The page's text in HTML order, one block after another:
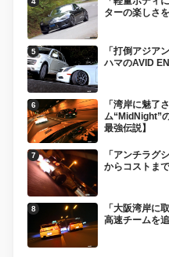
ターの楽しさ
「打倒アジア
ハマのAVID
「湾岸に魅了
ム“MidNight”
最強伝説】
「アンチラグ
からコストま
「大阪湾岸に
高速チームを